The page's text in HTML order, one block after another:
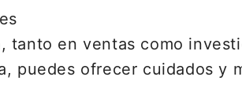
tanto en ventas como
puedes ofrecer cuidados y